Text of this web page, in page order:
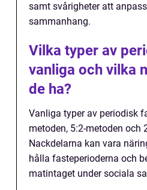
samt svårigheter att
sammanhang.
Vilka typer av
vanliga och vilka
de ha?
Vanliga typer av periodisk
metoden, 5:2-metoden och
Nackdelarna kan vara
hålla fasteperioderna och
matintaget under sociala